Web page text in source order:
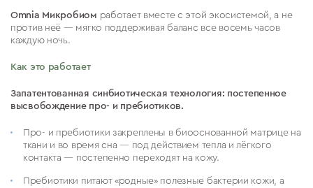
Omnia Микробиом работает вместе с этой экосистемой, а не
против неё — мягко поддерживая баланс все восемь часов
каждую ночь.
Как это работает
Запатентованная синбиотическая технология: постепенное
высвобождение про- и пребиотиков.
Про- и пребиотики закреплены в биооснованной матрице на
ткани и во время сна — под действием тепла и лёгкого
контакта — постепенно переходят на кожу.
Пребиотики питают «родные» полезные бактерии кожи, а